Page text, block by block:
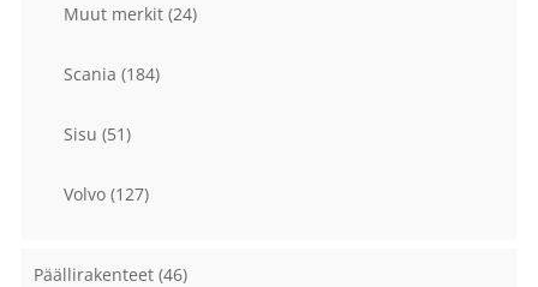
Muut merkit (24)
Scania (184)
Sisu (51)
Volvo (127)
Päällirakenteet (46)